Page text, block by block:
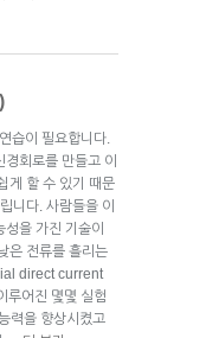
습이 필요합니다.
회로를 만들고 이
게 할 수 있기 때문
니다. 사람들을 이
을 가진 기술이
은 전류를 흘리는
direct current
루어진 몇몇 실험
력을 향상시켰고